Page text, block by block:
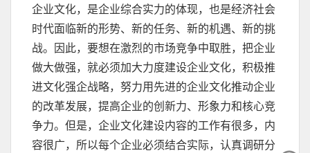
企业文化，是企业综合实力的体现，也是经济社会
时代面临新的形势、新的任务、新的机遇、新的挑
战。因此，要想在激烈的市场竞争中取胜，把企业
做大做强，就必须加大力度建设企业文化，积极推
进文化强企战略，努力用先进的企业文化推动企业
的改革发展，提高企业的创新力、形象力和核心竞
争力。但是，企业文化建设内容的工作有很多，内
容很广，所以每个企业必须结合实际，认真调研分